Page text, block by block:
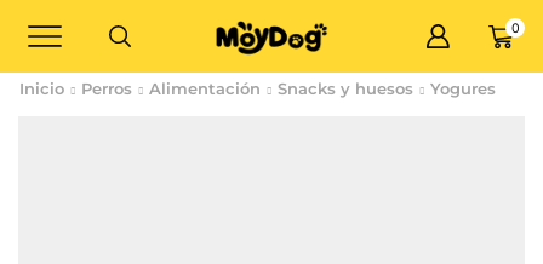
0
Inicio Perros Alimentación Snacks y huesos Yogures